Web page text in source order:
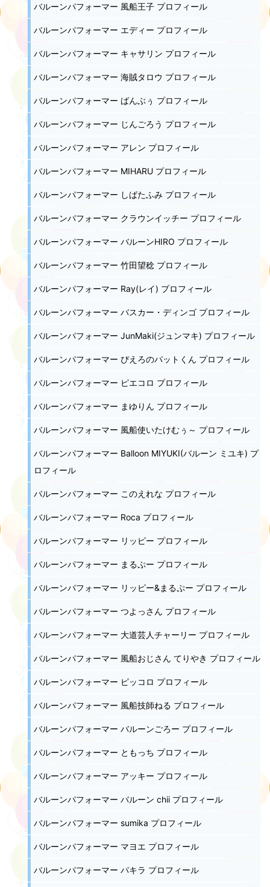
バルーンパフォーマー 風船王子 プロフィール
バルーンパフォーマー エディー プロフィール
バルーンパフォーマー キャサリン プロフィール
バルーンパフォーマー 海賊タロウ プロフィール
バルーンパフォーマー ばんぶぅ プロフィール
バルーンパフォーマー じんごろう プロフィール
バルーンパフォーマー アレン プロフィール
バルーンパフォーマー MIHARU プロフィール
バルーンパフォーマー しばたふみ プロフィール
バルーンパフォーマー クラウンイッチー プロフィール
バルーンパフォーマー バルーンHIRO プロフィール
バルーンパフォーマー 竹田望稔 プロフィール
バルーンパフォーマー Ray(レイ) プロフィール
バルーンパフォーマー バスカー・ディンゴ プロフィール
バルーンパフォーマー JunMaki(ジュンマキ) プロフィール
バルーンパフォーマー ぴえろのパットくん プロフィール
バルーンパフォーマー ピエコロ プロフィール
バルーンパフォーマー まゆりん プロフィール
バルーンパフォーマー 風船使いたけむぅ～ プロフィール
バルーンパフォーマー Balloon MIYUKI(バルーン ミユキ) プ
ロフィール
バルーンパフォーマー このえれな プロフィール
バルーンパフォーマー Roca プロフィール
バルーンパフォーマー リッピー プロフィール
バルーンパフォーマー まるぷー プロフィール
バルーンパフォーマー リッピー&まるぷー プロフィール
バルーンパフォーマー つよっさん プロフィール
バルーンパフォーマー 大道芸人チャーリー プロフィール
バルーンパフォーマー 風船おじさん てりやき プロフィール
バルーンパフォーマー ピッコロ プロフィール
バルーンパフォーマー 風船技師ねる プロフィール
バルーンパフォーマー バルーンごろー プロフィール
バルーンパフォーマー ともっち プロフィール
バルーンパフォーマー アッキー プロフィール
バルーンパフォーマー バルーン chii プロフィール
バルーンパフォーマー sumika プロフィール
バルーンパフォーマー マヨエ プロフィール
バルーンパフォーマー パキラ プロフィール